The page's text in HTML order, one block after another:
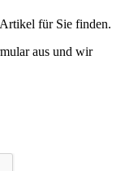
für Sie finden.
aus und wir